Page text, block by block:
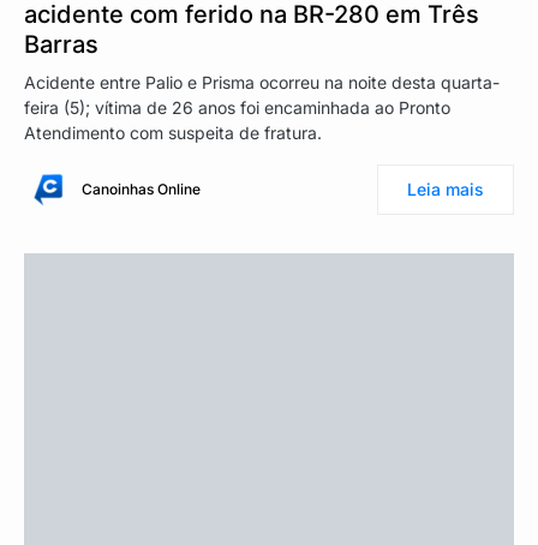
acidente com ferido na BR-280 em Três
Barras
Acidente entre Palio e Prisma ocorreu na noite desta quarta-
feira (5); vítima de 26 anos foi encaminhada ao Pronto
Atendimento com suspeita de fratura.
Canoinhas Online Leia mais